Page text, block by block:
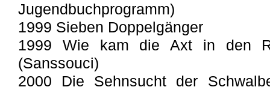
Jugendbuchprogramm)
1999 Sieben Doppelgänger
1999 Wie kam die Axt in den
(Sanssouci)
2000 Die Sehnsucht der